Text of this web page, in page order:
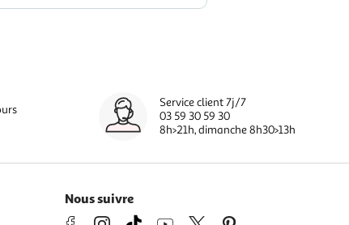
Service client 7j/7
03 59 30 59 30
8h>21h, dimanche 8h30>13h
Nous suivre